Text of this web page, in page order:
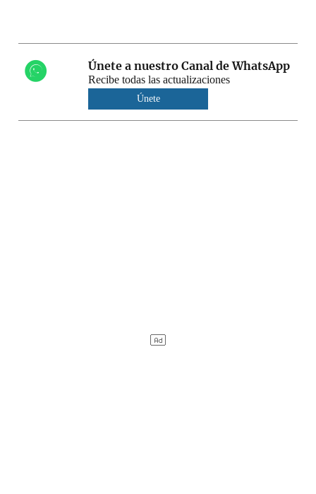
Únete a nuestro Canal de WhatsApp
Recibe todas las actualizaciones
Únete